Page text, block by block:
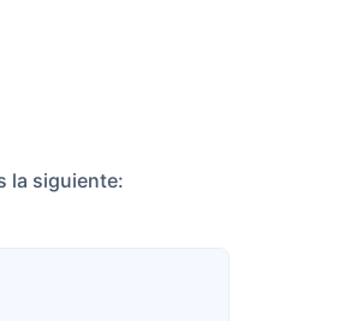
la siguiente: